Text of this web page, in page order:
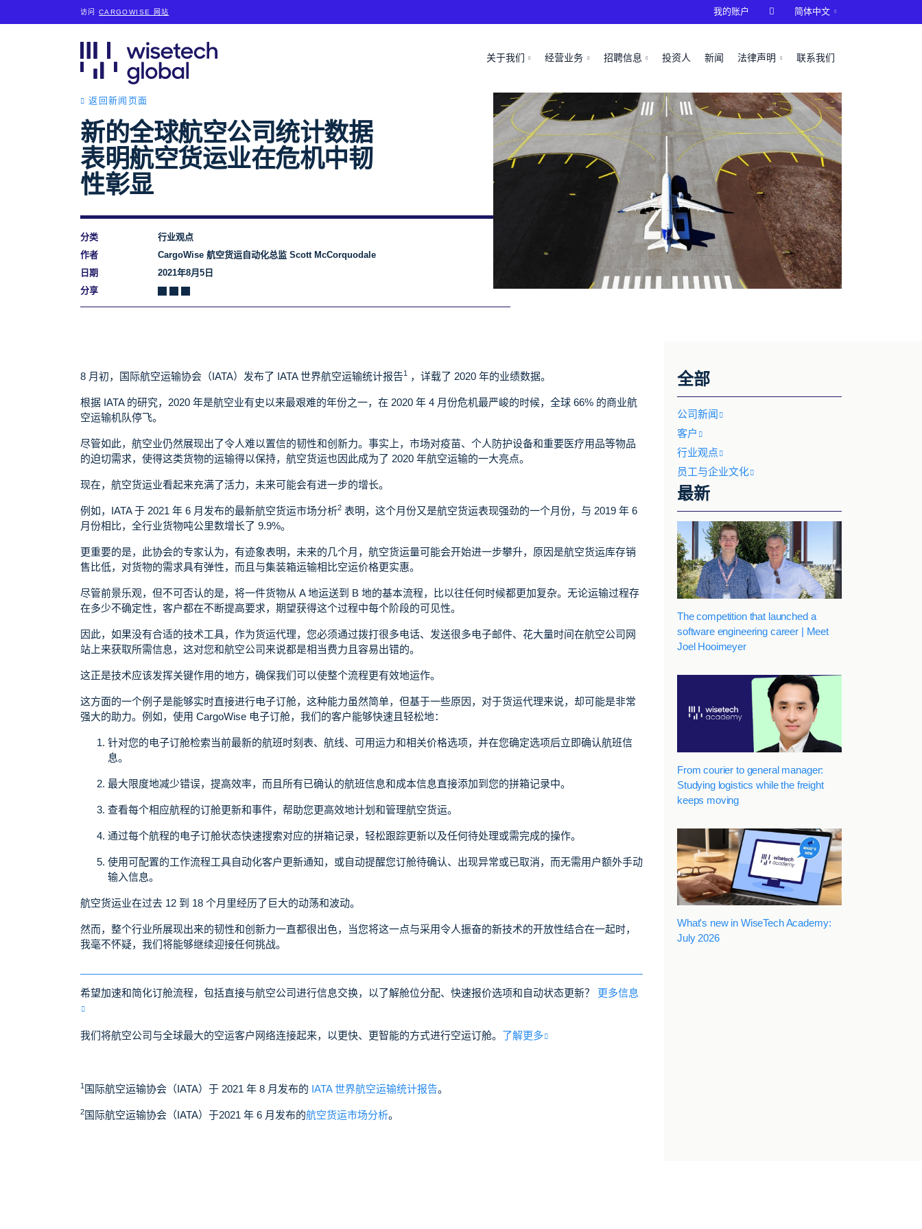
访问CARGOWISE 网站
关于我们 经营业务 招聘信息 投资人 新闻 法律声明 联系我们
我的账户  简体中文
返回新闻页面
新的全球航空公司统计数据
表明航空货运业在危机中韧
性彰显
分类
行业观点
作者
CargoWise 航空货运自动化总监 Scott McCorquodale
日期
2021年8月5日
分享
8 月初，国际航空运输协会（IATA）发布了 IATA 世界航空运输统计报告1 ，详载了 2020 年的业绩数据。
根据 IATA 的研究，2020 年是航空业有史以来最艰难的年份之一，在 2020 年 4 月份危机最严峻的时候，全球 66% 的商业航
空运输机队停飞。
尽管如此，航空业仍然展现出了令人难以置信的韧性和创新力。事实上，市场对疫苗、个人防护设备和重要医疗用品等物品
的迫切需求，使得这类货物的运输得以保持，航空货运也因此成为了 2020 年航空运输的一大亮点。
现在，航空货运业看起来充满了活力，未来可能会有进一步的增长。
例如，IATA 于 2021 年 6 月发布的最新航空货运市场分析2 表明，这个月份又是航空货运表现强劲的一个月份，与 2019 年 6
月份相比，全行业货物吨公里数增长了 9.9%。
更重要的是，此协会的专家认为，有迹象表明，未来的几个月，航空货运量可能会开始进一步攀升，原因是航空货运库存销
售比低，对货物的需求具有弹性，而且与集装箱运输相比空运价格更实惠。
尽管前景乐观，但不可否认的是，将一件货物从 A 地运送到 B 地的基本流程，比以往任何时候都更加复杂。无论运输过程存
在多少不确定性，客户都在不断提高要求，期望获得这个过程中每个阶段的可见性。
因此，如果没有合适的技术工具，作为货运代理，您必须通过拨打很多电话、发送很多电子邮件、花大量时间在航空公司网
站上来获取所需信息，这对您和航空公司来说都是相当费力且容易出错的。
这正是技术应该发挥关键作用的地方，确保我们可以使整个流程更有效地运作。
这方面的一个例子是能够实时直接进行电子订舱，这种能力虽然简单，但基于一些原因，对于货运代理来说，却可能是非常
强大的助力。例如，使用 CargoWise 电子订舱，我们的客户能够快速且轻松地：
针对您的电子订舱检索当前最新的航班时刻表、航线、可用运力和相关价格选项，并在您确定选项后立即确认航班信
息。
最大限度地减少错误，提高效率，而且所有已确认的航班信息和成本信息直接添加到您的拼箱记录中。
查看每个相应航程的订舱更新和事件，帮助您更高效地计划和管理航空货运。
通过每个航程的电子订舱状态快速搜索对应的拼箱记录，轻松跟踪更新以及任何待处理或需完成的操作。
使用可配置的工作流程工具自动化客户更新通知，或自动提醒您订舱待确认、出现异常或已取消，而无需用户额外手动
输入信息。
航空货运业在过去 12 到 18 个月里经历了巨大的动荡和波动。
然而，整个行业所展现出来的韧性和创新力一直都很出色，当您将这一点与采用令人振奋的新技术的开放性结合在一起时，
我毫不怀疑，我们将能够继续迎接任何挑战。
希望加速和简化订舱流程，包括直接与航空公司进行信息交换，以了解舱位分配、快速报价选项和自动状态更新？ 更多信息
我们将航空公司与全球最大的空运客户网络连接起来，以更快、更智能的方式进行空运订舱。 了解更多
1 国际航空运输协会（IATA）于 2021 年 8 月发布的 IATA 世界航空运输统计报告。
2国际航空运输协会（IATA）于2021 年 6 月发布的航空货运市场分析。
全部
公司新闻
客户
行业观点
员工与企业文化
最新
The competition that launched a
software engineering career | Meet
Joel Hooimeyer
From courier to general manager:
Studying logistics while the freight
keeps moving
What's new in WiseTech Academy:
July 2026